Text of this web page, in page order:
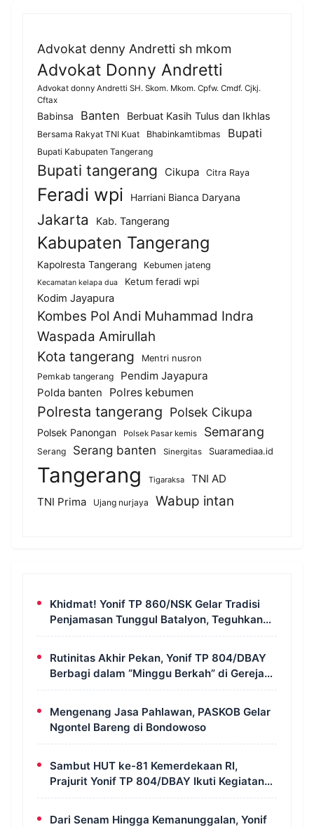
Advokat denny Andretti sh mkom
Advokat Donny Andretti
Advokat donny Andretti SH. Skom. Mkom. Cpfw. Cmdf. Cjkj.
Cftax
Babinsa Banten Berbuat Kasih Tulus dan Ikhlas
Bersama Rakyat TNI Kuat Bhabinkamtibmas Bupati
Bupati Kabupaten Tangerang
Bupati tangerang Cikupa Citra Raya
Feradi wpi Harriani Bianca Daryana
Jakarta Kab. Tangerang
Kabupaten Tangerang
Kapolresta Tangerang Kebumen jateng
Kecamatan kelapa dua Ketum feradi wpi
Kodim Jayapura
Kombes Pol Andi Muhammad Indra
Waspada Amirullah
Kota tangerang
Mentri nusron
Pemkab tangerang
Pendim Jayapura
Polda banten
Polres kebumen
Polresta tangerang Polsek Cikupa
Polsek Panongan Polsek Pasar kemis Semarang
Serang Serang banten Sinergitas Suaramediaa.id
Tangerang Tigaraksa
TNI AD
TNI Prima
Ujang nurjaya Wabup intan
Khidmat! Yonif TP 860/NSK Gelar Tradisi
Penjamasan Tunggul Batalyon, Teguhkan
Jiwa Korsa Prajurit
Rutinitas Akhir Pekan, Yonif TP 804/DBAY
Berbagi dalam “Minggu Berkah” di Gereja
Kristus Ajaib Kimi
Mengenang Jasa Pahlawan, PASKOB Gelar
Ngontel Bareng di Bondowoso
Sambut HUT ke-81 Kemerdekaan RI,
Prajurit Yonif TP 804/DBAY Ikuti Kegiatan
Donor Darah
Dari Senam Hingga Kemanunggalan, Yonif